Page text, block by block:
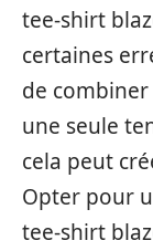
tee-shirt
certaines
de
une seule
cela peut
Opter pour
tee-shirt